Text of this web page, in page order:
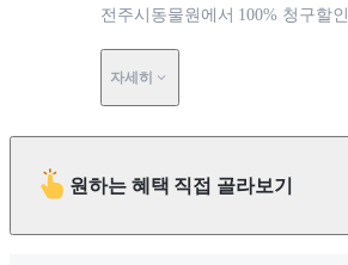
전주시동물원에서 100% 청구할인
자세히
원하는 혜택 직접 골라보기